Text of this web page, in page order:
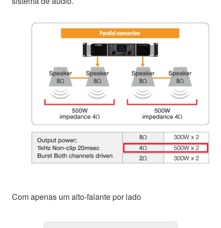
Com apenas um alto-falante por lado